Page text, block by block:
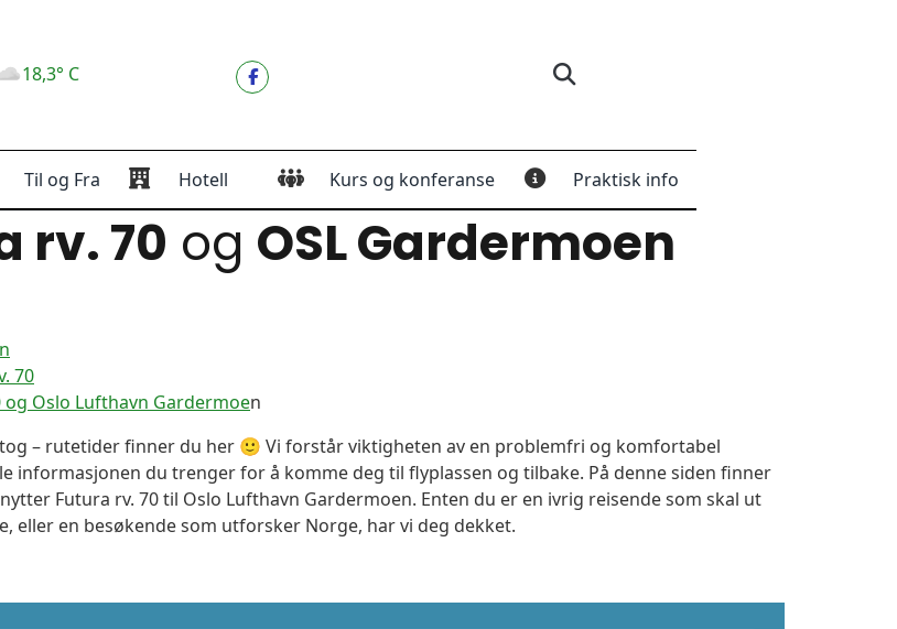
18,3° C
Til og Fra Hotell Kurs og konferanse Praktisk info
rv. 70 og OSL Gardermoen
70
Oslo Lufthavn Gardermoen
– rutetider finner du her 🙂 Vi forstår viktigheten av en problemfri og komfortabel
informasjonen du trenger for å komme deg til flyplassen og tilbake. På denne siden finner
Futura rv. 70 til Oslo Lufthavn Gardermoen. Enten du er en ivrig reisende som skal ut
eller en besøkende som utforsker Norge, har vi deg dekket.